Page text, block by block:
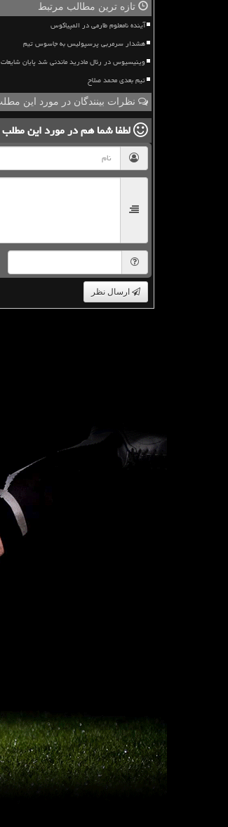
تازه ترین مطالب مرتبط
آینده نامعلوم طارمی در المپیاکوس
هشدار سرمربی پرسپولیس به جاسوس تیم
وینیسیوس در رئال مادرید ماندنی شد پایان
تیم بعدی محمد صلاح
نظرات بینندگان در مورد این
لطفا شما همدر مورد این مطلب
ارسال نظر